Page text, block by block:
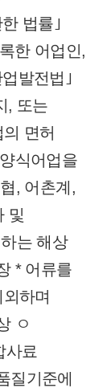
법률｣
한 어업인,
발전법｣
, 또는
면허
식어업을
, 어촌계,
및
는 해상
* 어류를
하며
ㅇ
사료
질기준에